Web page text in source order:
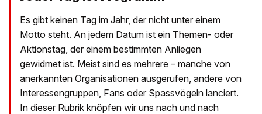
Es gibt keinen Tag im Jahr, der nicht unter einem
Motto steht. An jedem Datum ist ein Themen- oder
Aktionstag, der einem bestimmten Anliegen
gewidmet ist. Meist sind es mehrere – manche von
anerkannten Organisationen ausgerufen, andere von
Interessengruppen, Fans oder Spassvögeln lanciert.
In dieser Rubrik knöpfen wir uns nach und nach